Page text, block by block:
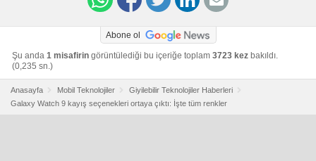
Abone ol
Şu anda 1 misafirin görüntülediği bu içeriğe toplam 3723 kez bakıldı.
(0,235 sn.)
Anasayfa Mobil Teknolojiler
Giyilebilir Teknolojiler Haberleri
Galaxy Watch 9 kayış seçenekleri ortaya çıktı: İşte tüm renkler